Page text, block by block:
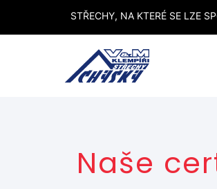
Naše
STŘECHY, NA KTERÉ SE LZE